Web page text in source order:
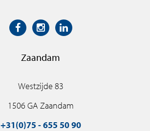
Zaandam
Westzijde 83
1506 GA Zaandam
+31(0)75 - 655 50 90